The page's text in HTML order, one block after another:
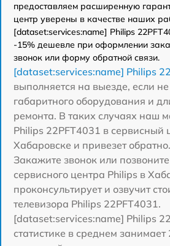
предоставляем расширенную
центр уверены в качестве наших
[dataset:services:name] Philips
-15% дешевле при оформлении
звонок или форму обратной связи.
[dataset:services:name] Philips
выполняется на выезде, если не
габаритного оборудования и
ремонта. В таких случаях наш
Philips 22PFT4031 в сервисный
Хабаровске и привезет обратно.
Закажите звонок или
сервисного центра Philips в
проконсультирует и озвучит
телевизора Philips 22PFT4031.
[dataset:services:name] Philips
статистике в среднем